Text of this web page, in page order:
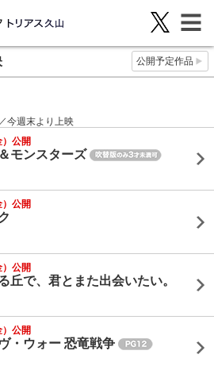
公開予定作品
今週末より上映
公開
モンスターズ
公開
公開
丘で、君とまた出会いたい。
公開
・ウォー 恐竜戦争